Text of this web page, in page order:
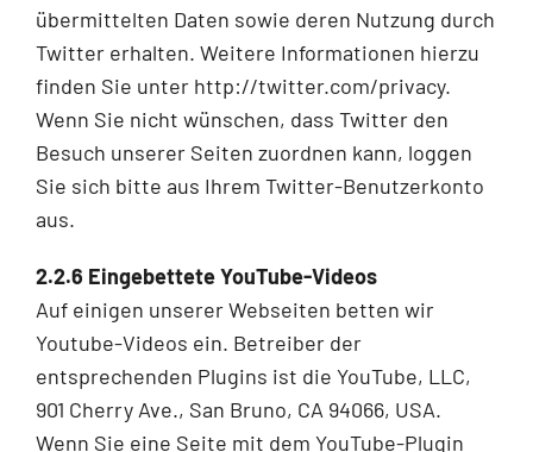
übermittelten Daten sowie deren Nutzung durch
Twitter erhalten. Weitere Informationen hierzu
finden Sie unter http://twitter.com/privacy.
Wenn Sie nicht wünschen, dass Twitter den
Besuch unserer Seiten zuordnen kann, loggen
Sie sich bitte aus Ihrem Twitter-Benutzerkonto
aus.
2.2.6 Eingebettete YouTube-Videos
Auf einigen unserer Webseiten betten wir
Youtube-Videos ein. Betreiber der
entsprechenden Plugins ist die YouTube, LLC,
901 Cherry Ave., San Bruno, CA 94066, USA.
Wenn Sie eine Seite mit dem YouTube-Plugin